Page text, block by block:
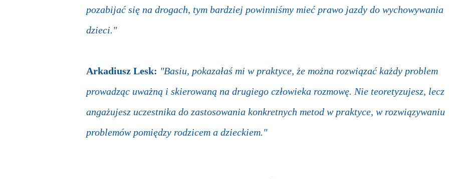
pozabijać się na drogach, tym bardziej powinniśmy mieć prawo jazdy do wychowywania
dzieci."
Arkadiusz Lesk: "Basiu, pokazałaś mi w praktyce, że można rozwiązać każdy problem
prowadząc uważną i skierowaną na drugiego człowieka rozmowę. Nie teoretyzujesz, lecz
angażujesz uczestnika do zastosowania konkretnych metod w praktyce, w rozwiązywaniu
problemów pomiędzy rodzicem a dzieckiem."